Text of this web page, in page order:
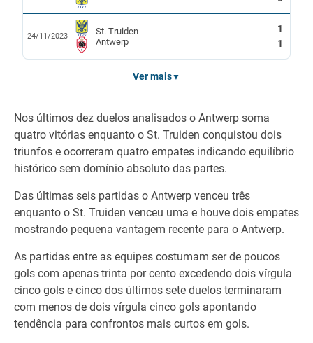
24/11/2023
St. Truiden
Antwerp
1
1
Ver mais▼
Nos últimos dez duelos analisados o Antwerp soma
quatro vitórias enquanto o St. Truiden conquistou dois
triunfos e ocorreram quatro empates indicando equilíbrio
histórico sem domínio absoluto das partes.
Das últimas seis partidas o Antwerp venceu três
enquanto o St. Truiden venceu uma e houve dois empates
mostrando pequena vantagem recente para o Antwerp.
As partidas entre as equipes costumam ser de poucos
gols com apenas trinta por cento excedendo dois vírgula
cinco gols e cinco dos últimos sete duelos terminaram
com menos de dois vírgula cinco gols apontando
tendência para confrontos mais curtos em gols.